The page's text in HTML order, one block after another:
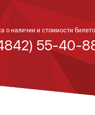
о наличии и стоимости
55-40-